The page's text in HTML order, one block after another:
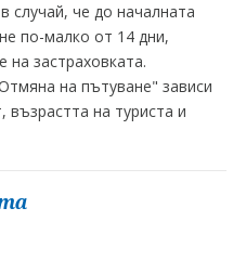
случай, че до началната
по-малко от 14 дни,
на застраховката.
на пътуване" зависи
възрастта на туриста и